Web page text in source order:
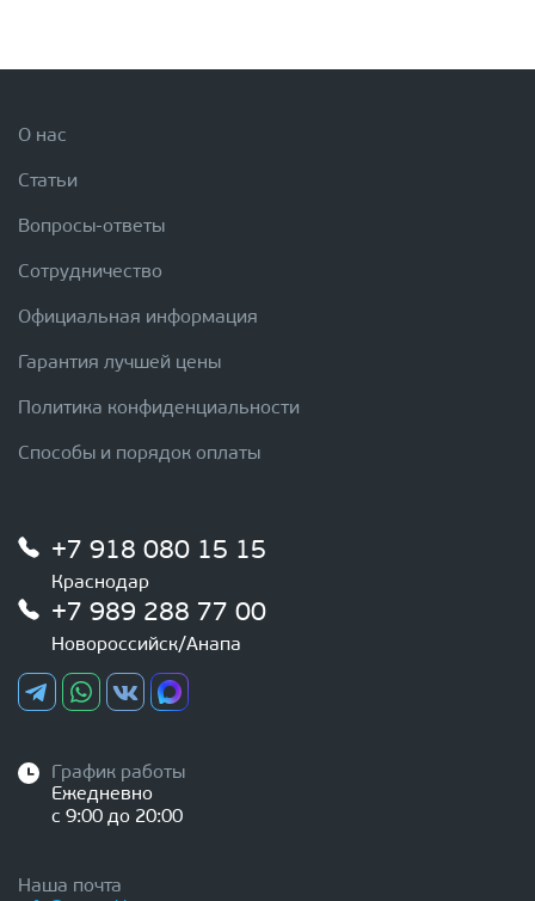
О нас
Статьи
Вопросы-ответы
Сотрудничество
Официальная информация
Гарантия лучшей цены
Политика конфиденциальности
Способы и порядок оплаты
+7 918 080 15 15
Краснодар
+7 989 288 77 00
Новороссийск/Анапа
График работы
Ежедневно
с 9:00 до 20:00
Наша почта